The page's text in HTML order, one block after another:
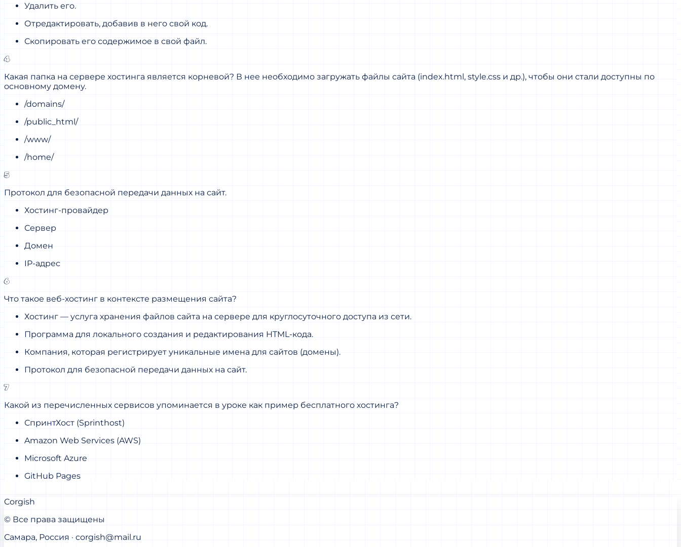
Удалить его.
Отредактировать, добавив в него свой код.
Скопировать его содержимое в свой файл.
4
Какая папка на сервере хостинга является корневой? В нее необходимо загружать файлы сайта (index.html, style.css и др.), чтобы они стали доступны по
основному домену.
/domains/
/public_html/
/www/
/home/
5
Протокол для безопасной передачи данных на сайт.
Хостинг-провайдер
Сервер
Домен
IP-адрес
6
Что такое веб-хостинг в контексте размещения сайта?
Хостинг — услуга хранения файлов сайта на сервере для круглосуточного доступа из сети.
Программа для локального создания и редактирования HTML-кода.
Компания, которая регистрирует уникальные имена для сайтов (домены).
Протокол для безопасной передачи данных на сайт.
7
Какой из перечисленных сервисов упоминается в уроке как пример бесплатного хостинга?
СпринтХост (Sprinthost)
Amazon Web Services (AWS)
Microsoft Azure
GitHub Pages
Corgish
© Все права защищены
Самара, Россия · corgish@mail.ru